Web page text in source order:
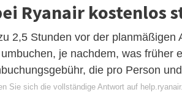
Ryanair kostenlos
2,5 Stunden vor der planmäßigen
je nachdem, was früher
die pro Person
Sie sich die vollständige Antwort auf